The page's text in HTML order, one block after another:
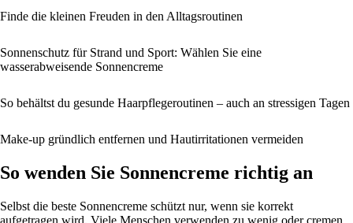
Finde die kleinen Freuden in den Alltagsroutinen
Sonnenschutz für Strand und Sport: Wählen Sie eine
wasserabweisende Sonnencreme
So behältst du gesunde Haarpflegeroutinen – auch an stressigen Tagen
Make-up gründlich entfernen und Hautirritationen vermeiden
So wenden Sie Sonnencreme richtig an
Selbst die beste Sonnencreme schützt nur, wenn sie korrekt